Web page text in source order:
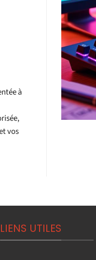
à
vos
LIENS UTILES